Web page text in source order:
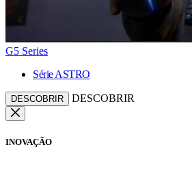
G5 Series
Série ASTRO
DESCOBRIR DESCOBRIR
INOVAÇÃO